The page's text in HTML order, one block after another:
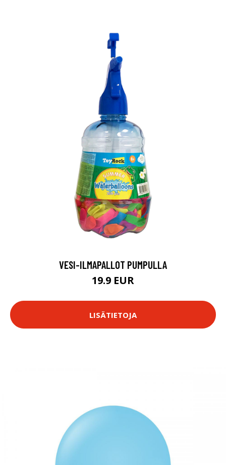
VESI-ILMAPALLOT PUMPULLA
19.9 EUR
LISÄTIETOJA